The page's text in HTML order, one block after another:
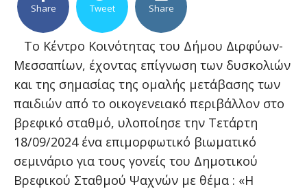
Share Tweet Share
Tο Κέντρο Κοινότητας του Δήμου Διρφύων-
Μεσσαπίων, έχοντας επίγνωση των δυσκολιών
και της σημασίας της ομαλής μετάβασης των
παιδιών από το οικογενειακό περιβάλλον στο
βρεφικό σταθμό, υλοποίησε την Τετάρτη
18/09/2024 ένα επιμορφωτικό βιωματικό
σεμινάριο για τους γονείς του Δημοτικού
Βρεφικού Σταθμού Ψαχνών με θέμα : «Η